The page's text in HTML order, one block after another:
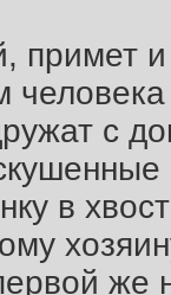
примет и
с
в
же